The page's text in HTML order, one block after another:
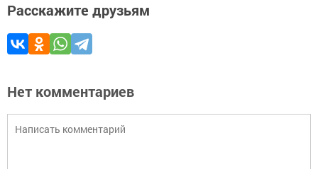
Расскажите друзьям
Нет комментариев